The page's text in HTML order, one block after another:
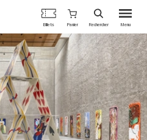
Menu
Billets Panier Rechercher